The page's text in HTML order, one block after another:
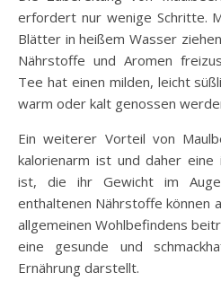
erfordert nur wenige Schritte.
Blätter in heißem Wasser
Nährstoffe und Aromen
Tee hat einen milden, leicht
warm oder kalt genossen
Ein weiterer Vorteil von
kalorienarm ist und daher eine
ist, die ihr Gewicht im
enthaltenen Nährstoffe können
allgemeinen Wohlbefindens
eine gesunde und
Ernährung darstellt.